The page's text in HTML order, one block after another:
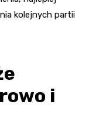
kolejnych partii
i